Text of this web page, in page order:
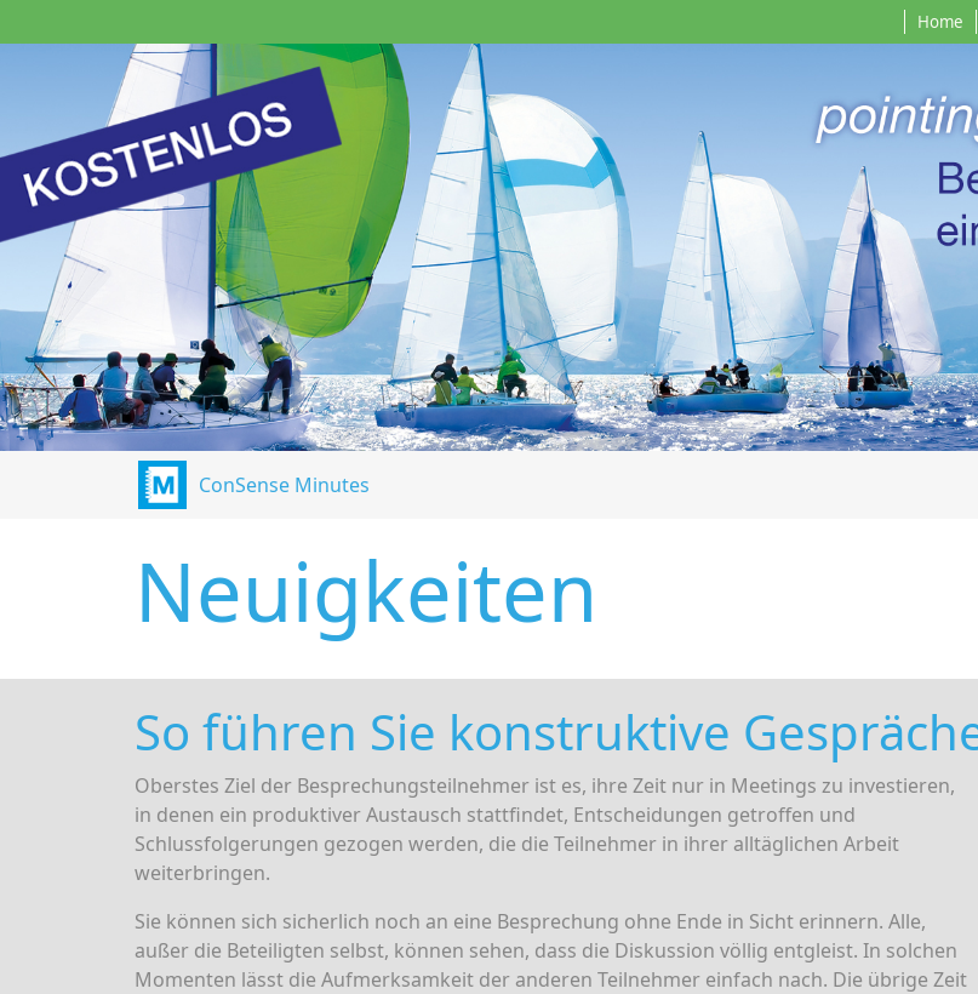
Home
ConSense Minutes
Neuigkeiten
So führen Sie konstruktive
Oberstes Ziel der Besprechungsteilnehmer ist es, ihre Zeit nur in Meetings zu investieren,
in denen ein produktiver Austausch stattfindet, Entscheidungen getroffen und
Schlussfolgerungen gezogen werden, die die Teilnehmer in ihrer alltäglichen Arbeit
weiterbringen.
Sie können sich sicherlich noch an eine Besprechung ohne Ende in Sicht erinnern. Alle,
außer die Beteiligten selbst, können sehen, dass die Diskussion völlig entgleist. In solchen
Momenten lässt die Aufmerksamkeit der anderen Teilnehmer einfach nach. Die übrige Zeit